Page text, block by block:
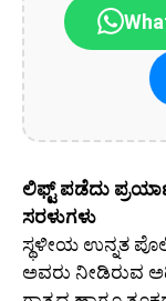
ಲಿಫ್ಟ್ ಪಡೆದು
ಸರಳುಗಳು
ಸ್ಥಳೀಯ ಉನ್ನತ
ಅವರು ನೀಡಿರುವ